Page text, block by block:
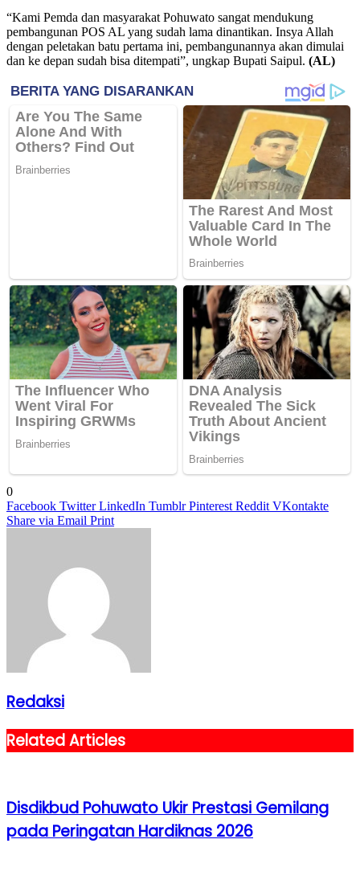
“Kami Pemda dan masyarakat Pohuwato sangat mendukung
pembangunan POS AL yang sudah lama dinantikan. Insya Allah
dengan peletakan batu pertama ini, pembangunannya akan dimulai
dan ke depan sudah bisa ditempati”, ungkap Bupati Saipul. (AL)
0
Facebook Twitter LinkedIn Tumblr Pinterest Reddit VKontakte
Share via Email Print
Redaksi
Related Articles
Disdikbud Pohuwato Ukir Prestasi Gemilang
pada Peringatan Hardiknas 2026